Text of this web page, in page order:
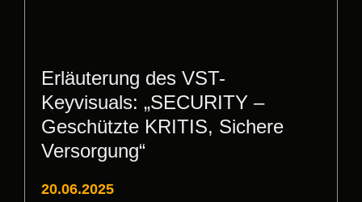
Erläuterung des VST-
Keyvisuals: „SECURITY –
Geschützte KRITIS, Sichere
Versorgung“
20.06.2025